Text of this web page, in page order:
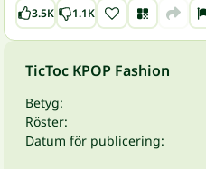
3.5K 1.1K
TicToc KPOP Fashion
Betyg:
Röster:
Datum för publicering: